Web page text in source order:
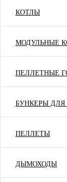
КОТЛЫ
МОДУЛЬНЫЕ
ПЕЛЛЕТНЫЕ
БУНКЕРЫ
ПЕЛЛЕТЫ
ДЫМОХОДЫ